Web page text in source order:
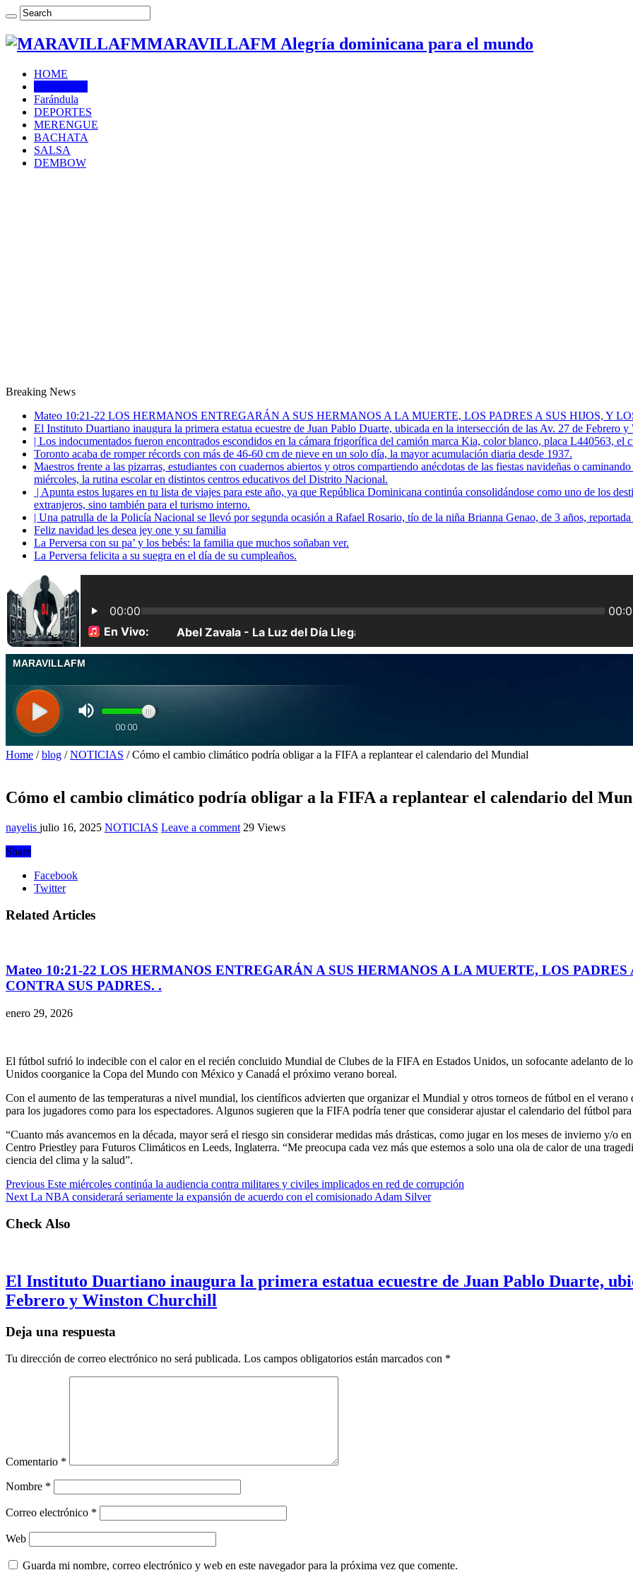
MARAVILLAFM Alegría dominicana para el mundo
HOME
Farándula
DEPORTES
MERENGUE
BACHATA
SALSA
DEMBOW
Breaking News
Mateo 10:21-22 LOS HERMANOS ENTREGARÁN A SUS HERMANOS A LA MUERTE, LOS PADRES A SUS HIJOS, Y
El Instituto Duartiano inaugura la primera estatua ecuestre de Juan Pablo Duarte, ubicada en la intersección de las Av. 27 de Febrero
| Los indocumentados fueron encontrados escondidos en la cámara frigorífica del camión marca Kia, color blanco, placa L440563, el
Toronto acaba de romper récords con más de 46-60 cm de nieve en un solo día, la mayor acumulación diaria desde 1937.
Maestros frente a las pizarras, estudiantes con cuadernos abiertos y otros compartiendo anécdotas de las fiestas navideñas o
miércoles, la rutina escolar en distintos centros educativos del Distrito Nacional.
| Apunta estos lugares en tu lista de viajes para este año, ya que República Dominicana continúa consolidándose como uno de los
extranjeros, sino también para el turismo interno.
| Una patrulla de la Policía Nacional se llevó por segunda ocasión a Rafael Rosario, tío de la niña Brianna Genao, de 3 años,
Feliz navidad les desea jey one y su familia
La Perversa con su pa’ y los bebés: la familia que muchos soñaban ver.
La Perversa felicita a su suegra en el día de su cumpleaños.
Home / blog / NOTICIAS / Cómo el cambio climático podría obligar a la FIFA a replantear el calendario del Mundial
Cómo el cambio climático podría obligar a la FIFA a replantear el calendario del
nayelis julio 16, 2025 NOTICIAS Leave a comment 29 Views
Share
Facebook
Twitter
Related Articles
Mateo 10:21-22 LOS HERMANOS ENTREGARÁN A SUS HERMANOS A LA MUERTE, LOS
CONTRA SUS PADRES. .
enero 29, 2026
El fútbol sufrió lo indecible con el calor en el recién concluido Mundial de Clubes de la FIFA en Estados Unidos, un sofocante adelanto de
Unidos coorganice la Copa del Mundo con México y Canadá el próximo verano boreal.
Con el aumento de las temperaturas a nivel mundial, los científicos advierten que organizar el Mundial y otros torneos de fútbol en el
para los jugadores como para los espectadores. Algunos sugieren que la FIFA podría tener que considerar ajustar el calendario del fútbol
“Cuanto más avancemos en la década, mayor será el riesgo sin considerar medidas más drásticas, como jugar en los meses de invierno y/o
Centro Priestley para Futuros Climáticos en Leeds, Inglaterra. “Me preocupa cada vez más que estemos a solo una ola de calor de una
ciencia del clima y la salud”.
Previous Este miércoles continúa la audiencia contra militares y civiles implicados en red de corrupción
Next La NBA considerará seriamente la expansión de acuerdo con el comisionado Adam Silver
Check Also
El Instituto Duartiano inaugura la primera estatua ecuestre de Juan Pablo Duarte,
Febrero y Winston Churchill
Deja una respuesta
Tu dirección de correo electrónico no será publicada. Los campos obligatorios están marcados con *
Comentario *
Nombre *
Correo electrónico *
Web
Guarda mi nombre, correo electrónico y web en este navegador para la próxima vez que comente.